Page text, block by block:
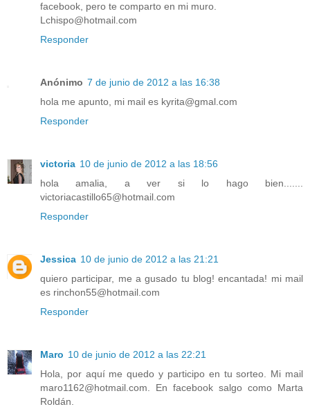
facebook, pero te comparto en mi muro.
Lchispo@hotmail.com
Responder
Anónimo 7 de junio de 2012 a las 16:38
hola me apunto, mi mail es kyrita@gmal.com
Responder
victoria 10 de junio de 2012 a las 18:56
hola amalia, a ver si lo hago bien.......
victoriacastillo65@hotmail.com
Responder
Jessica 10 de junio de 2012 a las 21:21
quiero participar, me a gusado tu blog! encantada! mi mail
es rinchon55@hotmail.com
Responder
Maro 10 de junio de 2012 a las 22:21
Hola, por aquí me quedo y participo en tu sorteo. Mi mail
maro1162@hotmail.com. En facebook salgo como Marta
Roldán.